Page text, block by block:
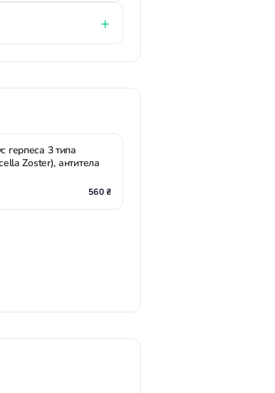
герпеса 3 типа
Zoster), антитела
560 ₴